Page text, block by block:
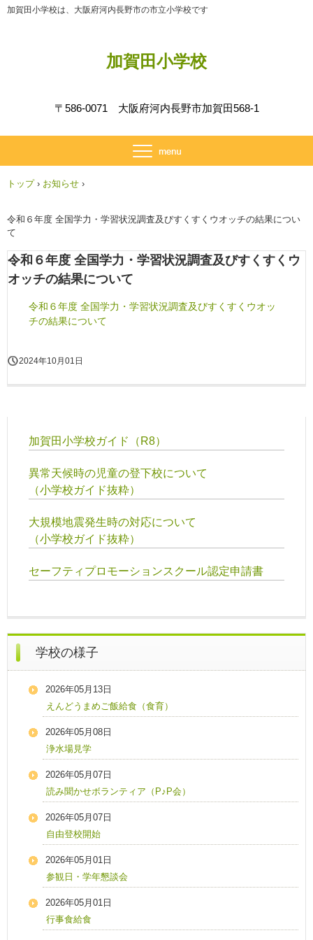
加賀田小学校
加賀田小学校は、大阪府河内長野市の市立小学校です
〒586-0071 大阪府河内長野市加賀田568-1
トップ › お知らせ ›
令和６年度 全国学力・学習状況調査及びすくすくウオッチの結果につい
て
令和６年度 全国学力・学習状況調査及びすくすくウ
オッチの結果について
令和６年度 全国学力・学習状況調査及びすくすくウオッ
チの結果について
2024年10月01日
加賀田小学校ガイド（R8）
異常天候時の児童の登下校について
（小学校ガイド抜粋）
大規模地震発生時の対応について
（小学校ガイド抜粋）
セーフティプロモーションスクール認定申請書
学校の様子
2026年05月13日
えんどうまめご飯給食（食育）
2026年05月08日
浄水場見学
2026年05月07日
読み聞かせボランティア（P♪P会）
2026年05月07日
自由登校開始
2026年05月01日
参観日・学年懇談会
2026年05月01日
行事食給食